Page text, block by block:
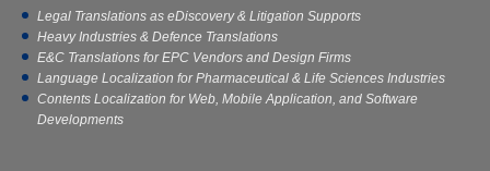
Legal Translations as eDiscovery & Litigation Supports
Heavy Industries & Defence Translations
E&C Translations for EPC Vendors and Design Firms
Language Localization for Pharmaceutical & Life Sciences Industries
Contents Localization for Web, Mobile Application, and Software
Developments